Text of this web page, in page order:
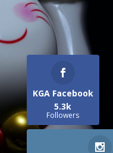
KGA Facebook
5.3k
Followers